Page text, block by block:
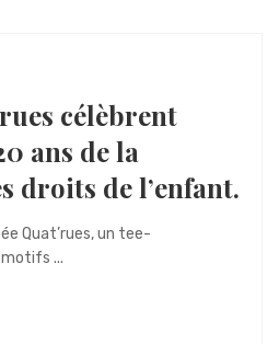
célèbrent
ans de la
droits de l’enfant.
Quat’rues, un tee-
...